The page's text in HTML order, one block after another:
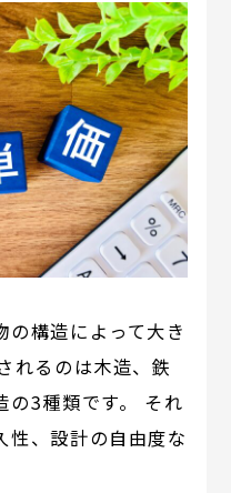
の構造によって大き
れるのは木造、鉄
の3種類です。 それ
性、設計の自由度な